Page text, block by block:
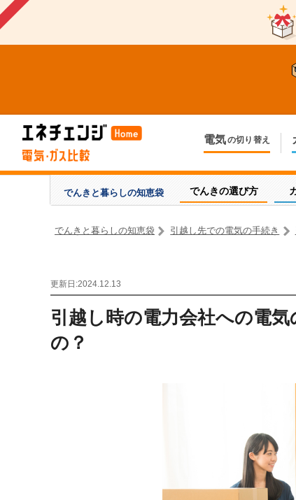
電気の切り替え
でんきと暮らしの知恵袋 でんきの選び方
でんきと暮らしの知恵袋 引越し先での電気の手続き
更新日:2024.12.13
引越し時の電力会社への電
の？